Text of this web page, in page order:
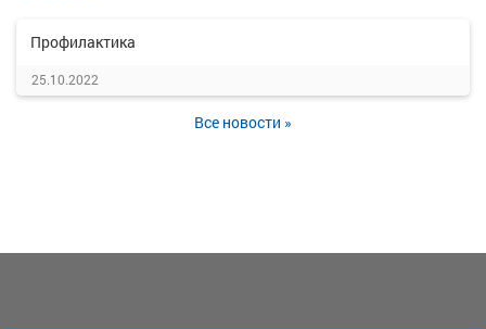
Профилактика
25.10.2022
Все новости »